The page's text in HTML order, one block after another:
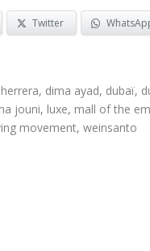
Twitter
, dima ayad, dubaï,
jouni, luxe, mall of the
movement, weinsanto